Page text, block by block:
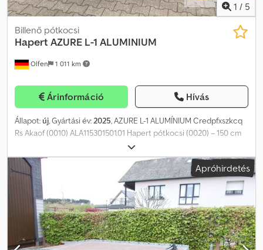
1 / 5
Olfen 1 011 km
Billenő pótkocsi
Hapert AZURE L-1 ALUMINIUM
Árinformáció Hívás
Állapot:új, Gyártási év:2025, AZURE L-1 ALUMÍNIUM Credpfxszkcq
Rs Akaof (0010) ALA115301501.01 Hapert pótkocsi (0020) – 150 cm
széles (0030) – 1500 kg megengedett össztömeg (0040) –
185R14C gumiabroncsok (0050) – Speciálisan tervezett oldalfal-
zsanérok a (0060) rakományháló egyszerű rögzítéséhez (0070) –
Rétegelt lemezből készült padló, (0080) 15 mm-es csúszásgátló
felülettel (0090) – TÜV által vizsgált és beépített (0100)
rakományrögzítő rendszer (0110) – Csavarozott, V-alakú vonófej
(fék nélküli, (0120) cső alakú vonófejjel) (0130) – Teljesen
hegesztett és forró cinkezett (0140) alváz (0140) – Masszív,
lehajtható támasztókerék (0150) – Kivehető elülső rács, 40 cm
Apróhirdetés